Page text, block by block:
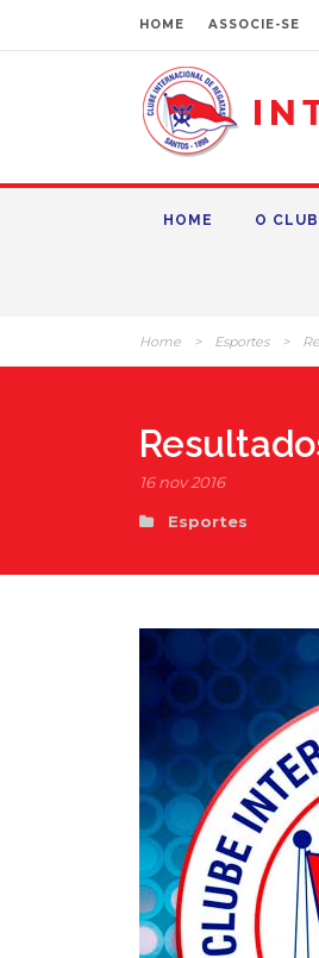
HOME ASSOCIE-SE
HOME O
Home > Esportes >
16 nov 2016
Esportes